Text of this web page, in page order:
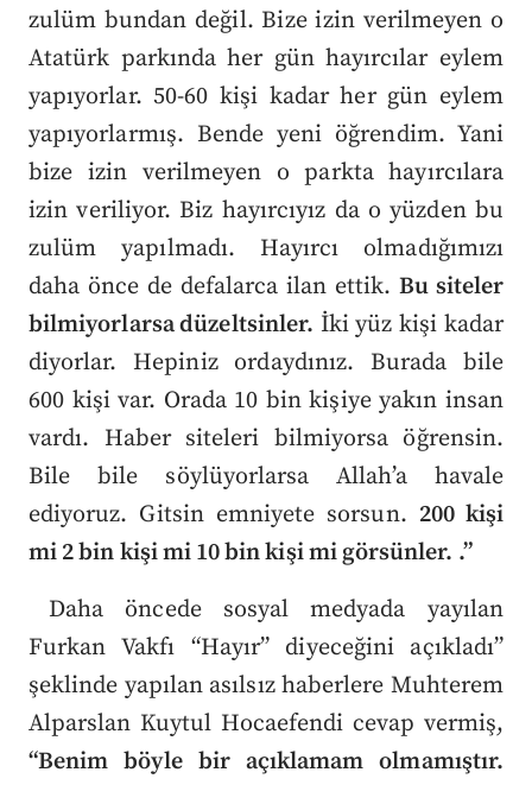
zulüm bundan değil. Bize izin verilmeyen o
Atatürk parkında her gün hayırcılar eylem
yapıyorlar. 50-60 kişi kadar her gün eylem
yapıyorlarmış. Bende yeni öğrendim. Yani
bize izin verilmeyen o parkta hayırcılara
izin veriliyor. Biz hayırcıyız da o yüzden bu
zulüm yapılmadı. Hayırcı olmadığımızı
daha önce de defalarca ilan ettik. Bu siteler
bilmiyorlarsa düzeltsinler. İki yüz kişi kadar
diyorlar. Hepiniz ordaydınız. Burada bile
600 kişi var. Orada 10 bin kişiye yakın insan
vardı. Haber siteleri bilmiyorsa öğrensin.
Bile bile söylüyorlarsa Allah’a havale
ediyoruz. Gitsin emniyete sorsun. 200 kişi
mi 2 bin kişi mi 10 bin kişi mi görsünler. .”
Daha öncede sosyal medyada yayılan
Furkan Vakfı “Hayır” diyeceğini açıkladı”
şeklinde yapılan asılsız haberlere Muhterem
Alparslan Kuytul Hocaefendi cevap vermiş,
“Benim böyle bir açıklamam olmamıştır.